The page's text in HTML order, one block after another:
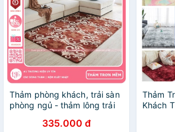
Thảm phòng khách, trải sàn
phòng ngủ - thảm lông trải
Đuôi Phượng335.000 đ
Thảm
Khách
Sàn